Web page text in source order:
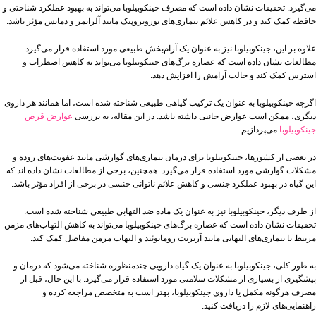
می‌گیرد. تحقیقات نشان داده است که مصرف جینکوبیلوبا می‌تواند به بهبود عملکرد شناختی و
حافظه کمک کند و در کاهش علائم بیماری‌های نوروتروپیک مانند آلزایمر و دمانس مؤثر باشد.
علاوه بر این، جینکوبیلوبا نیز به عنوان یک آرام‌بخش طبیعی مورد استفاده قرار می‌گیرد.
مطالعات نشان داده است که عصاره برگ‌های جینکوبیلوبا می‌تواند به کاهش اضطراب و
استرس کمک کند و حالت آرامش را افزایش دهد.
اگرچه جینکوبیلوبا به عنوان یک ترکیب گیاهی طبیعی شناخته شده است، اما همانند هر داروی
دیگری، ممکن است عوارض جانبی داشته باشد. در این مقاله، به بررسی عوارض قرص
جینکوبیلوبا می‌پردازیم.
در بعضی از کشورها، جینکوبیلوبا برای درمان بیماری‌های گوارشی مانند عفونت‌های روده و
مشکلات گوارشی مورد استفاده قرار می‌گیرد. همچنین، برخی از مطالعات نشان داده اند که
این گیاه در بهبود عملکرد جنسی و کاهش علائم ناتوانی جنسی در برخی از افراد مؤثر باشد.
از طرف دیگر، جینکوبیلوبا نیز به عنوان یک ماده ضد التهابی طبیعی شناخته شده است.
تحقیقات نشان داده است که عصاره برگ‌های جینکوبیلوبا می‌تواند به کاهش التهاب‌های مزمن
مرتبط با بیماری‌های التهابی مانند آرتریت روماتوئید و التهاب مزمن مفاصل کمک کند.
به طور کلی، جینکوبیلوبا به عنوان یک گیاه دارویی چندمنظوره شناخته می‌شود که درمان و
پیشگیری از بسیاری از مشکلات سلامتی مورد استفاده قرار می‌گیرد. با این حال، قبل از
مصرف هرگونه مکمل یا داروی جینکوبیلوبا، بهتر است به متخصص مراجعه کرده و
راهنمایی‌های لازم را دریافت کنید.